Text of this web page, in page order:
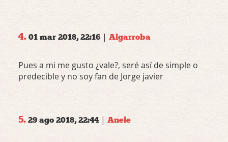
4. 01 mar 2018, 22:16 | Algarroba
Pues a mi me gusto ¿vale?, seré así de simple o
predecible y no soy fan de Jorge javier
5. 29 ago 2018, 22:44 | Anele